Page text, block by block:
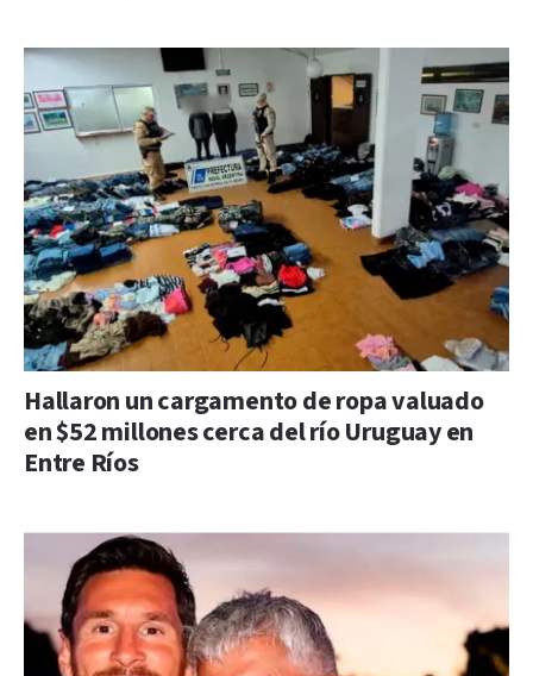
Hallaron un cargamento de ropa valuado
en $52 millones cerca del río Uruguay en
Entre Ríos